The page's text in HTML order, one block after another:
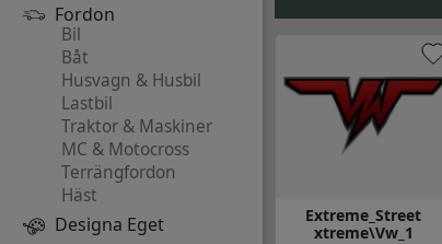
Fordon
Bil
Båt
Husvagn & Husbil
Lastbil
Traktor & Maskiner
MC & Motocross
Terrängfordon
Häst
Designa Eget
Extreme_Street
xtreme\Vw_1